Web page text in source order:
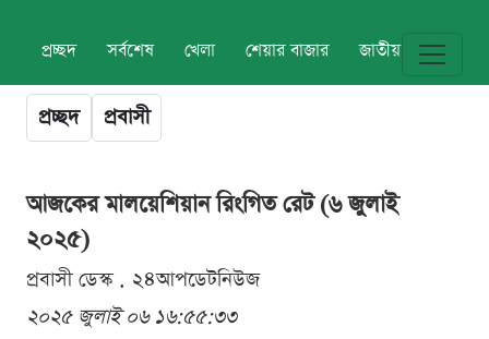
প্রচ্ছদ সর্বশেষ খেলা শেয়ার বাজার জাতীয় বিশ্ব
প্রচ্ছদ প্রবাসী
আজকের মালয়েশিয়ান রিংগিত রেট (৬ জুলাই
২০২৫)
প্রবাসী ডেস্ক . ২৪আপডেটনিউজ
২০২৫ জুলাই ০৬ ১৬:৫৫:৩৩